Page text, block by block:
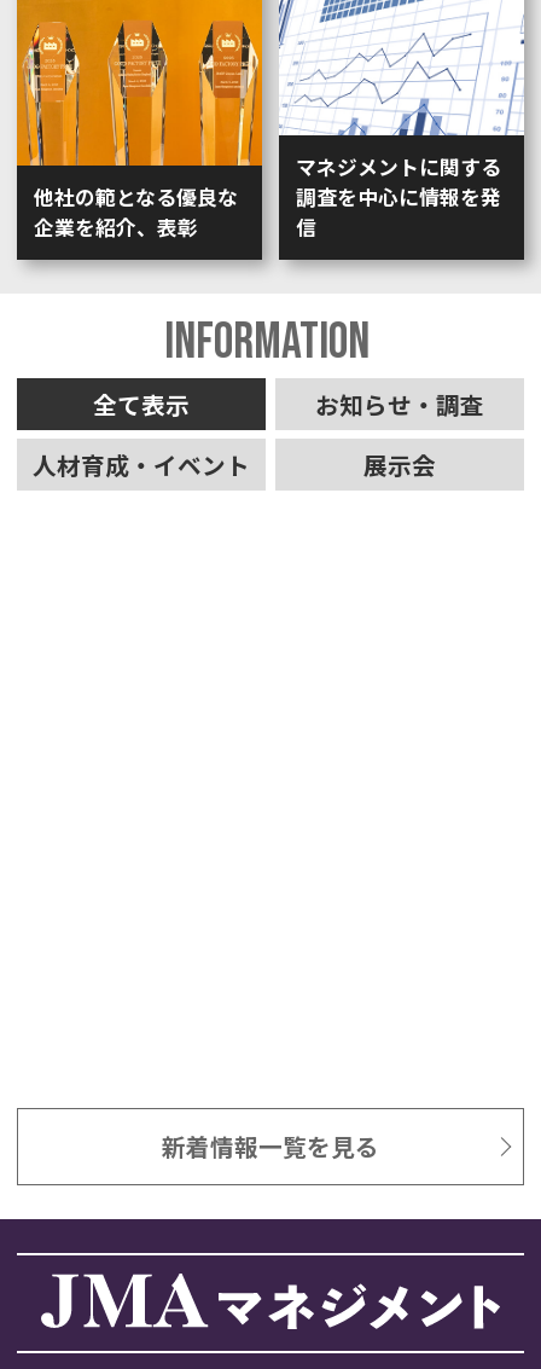
他社の範となる優良な
企業を紹介、表彰
マネジメントに関する
調査を中心に情報を発
信
INFORMATION
全て表示
お知らせ・調査
人材育成・イベント
展示会
新着情報一覧を見る